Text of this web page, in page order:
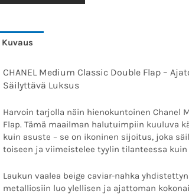
Kuvaus
CHANEL Medium Classic Double Flap –
Säilyttävä Luksus
Harvoin tarjolla näin hienokuntoinen Chanel
Flap. Tämä maailman halutuimpiin kuuluva
kuin asuste – se on ikoninen sijoitus, joka
toiseen ja viimeistelee tyylin tilanteessa kuin
Laukun vaalea beige caviar-nahka
metalliosiin luo ylellisen ja ajattoman